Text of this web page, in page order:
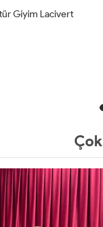
Giyim Lacivert